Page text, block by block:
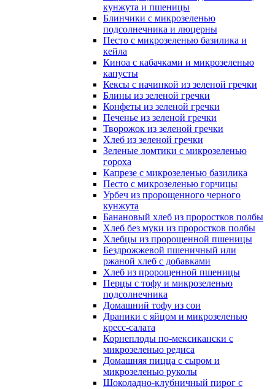
кунжута и пшеницы
Блинчики с микрозеленью
подсолнечника и люцерны
Песто с микрозеленью базилика и
кейла
Киноа с кабачками и микрозеленью
капусты
Кексы с начинкой из зеленой гречки
Блины из зеленой гречки
Конфеты из зеленой гречки
Печенье из зеленой гречки
Творожок из зеленой гречки
Хлеб из зеленой гречки
Зеленые ломтики с микрозеленью
гороха
Капрезе с микрозеленью базилика
Песто с микрозеленью горчицы
Урбеч из пророщенного черного
кунжута
Банановый хлеб из проростков полбы
Хлеб без муки из проростков полбы
Хлебцы из пророщенной пшеницы
Бездрожжевой пшеничный или
ржаной хлеб с добавками
Хлеб из пророщенной пшеницы
Перцы с тофу и микрозеленью
подсолнечника
Домашний тофу из сои
Драники с яйцом и микрозеленью
кресс-салата
Корнеплоды по-мексикански с
микрозеленью редиса
Домашняя пицца с сыром и
микрозеленью руколы
Шоколадно-клубничный пирог с